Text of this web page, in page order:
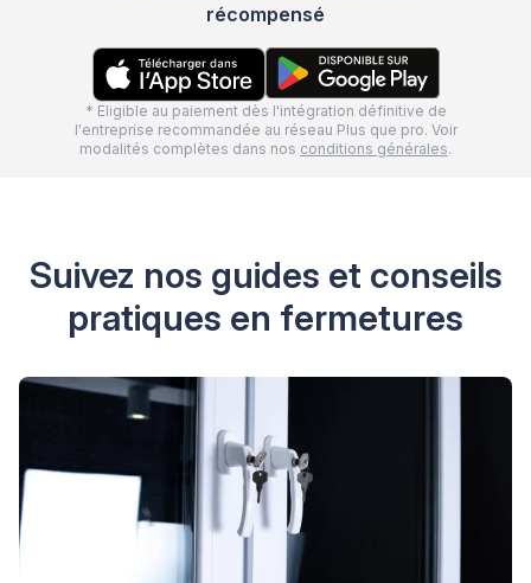
récompensé
* Eligible au paiement dès l'intégration définitive de
l'entreprise recommandée au réseau Plus que pro. Voir
modalités complètes dans nos conditions générales.
Suivez nos guides et conseils
pratiques en fermetures